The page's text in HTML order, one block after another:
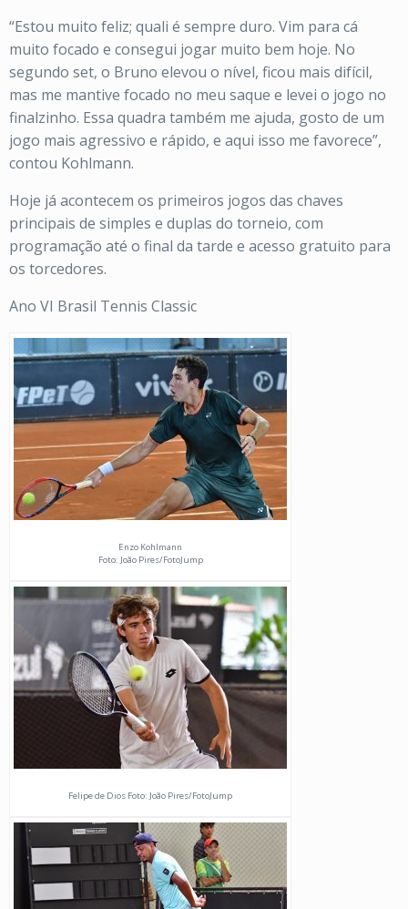
“Estou muito feliz; quali é sempre duro. Vim para cá
muito focado e consegui jogar muito bem hoje. No
segundo set, o Bruno elevou o nível, ficou mais difícil,
mas me mantive focado no meu saque e levei o jogo no
finalzinho. Essa quadra também me ajuda, gosto de um
jogo mais agressivo e rápido, e aqui isso me favorece”,
contou Kohlmann.
Hoje já acontecem os primeiros jogos das chaves
principais de simples e duplas do torneio, com
programação até o final da tarde e acesso gratuito para
os torcedores.
Ano VI Brasil Tennis Classic
Enzo Kohlmann
Foto: João Pires/FotoJump
Felipe de Dios Foto: João Pires/FotoJump